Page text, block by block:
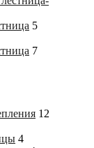
5
7
12
4